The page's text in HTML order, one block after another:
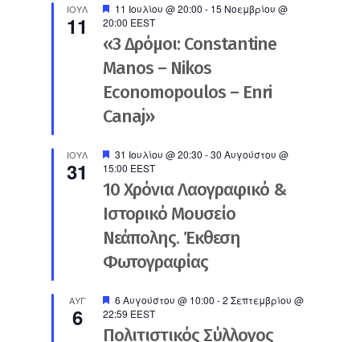
ΙΟΎΛ
11
Προτεινόμενο
11 Ιουλίου @ 20:00 - 15 Νοεμβρίου @
20:00 EEST
«3 Δρόμοι: Constantine
Manos – Nikos
Economopoulos – Enri
Canaj»
ΙΟΎΛ
31
Προτεινόμενο
31 Ιουλίου @ 20:30 -30 Αυγούστου @
15:00 EEST
10 Χρόνια Λαογραφικό &
Ιστορικό Μουσείο
Νεάπολης. Έκθεση
Φωτογραφίας
ΑΥΓ
6
Προτεινόμενο
6 Αυγούστου @ 10:00 -2 Σεπτεμβρίου @
22:59 EEST
Πολιτιστικός Σύλλογος